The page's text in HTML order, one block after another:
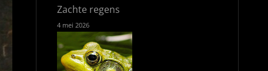
Zachte regens
4 mei 2026